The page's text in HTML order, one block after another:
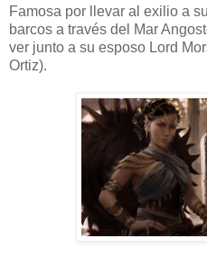
Famosa por llevar al exilio a
barcos a través del Mar
ver junto a su esposo Lord
Ortiz).